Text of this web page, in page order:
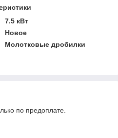
7.5 кВт
Новое
Молотковые дробилки
по предоплате.